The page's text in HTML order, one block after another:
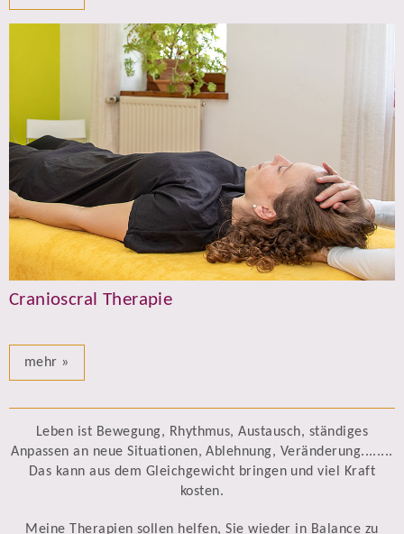
Cranioscral Therapie
mehr »
Leben ist Bewegung, Rhythmus, Austausch, ständiges
Anpassen an neue Situationen, Ablehnung, Veränderung........
Das kann aus dem Gleichgewicht bringen und viel Kraft
kosten.
Meine Therapien sollen helfen, Sie wieder in Balance zu